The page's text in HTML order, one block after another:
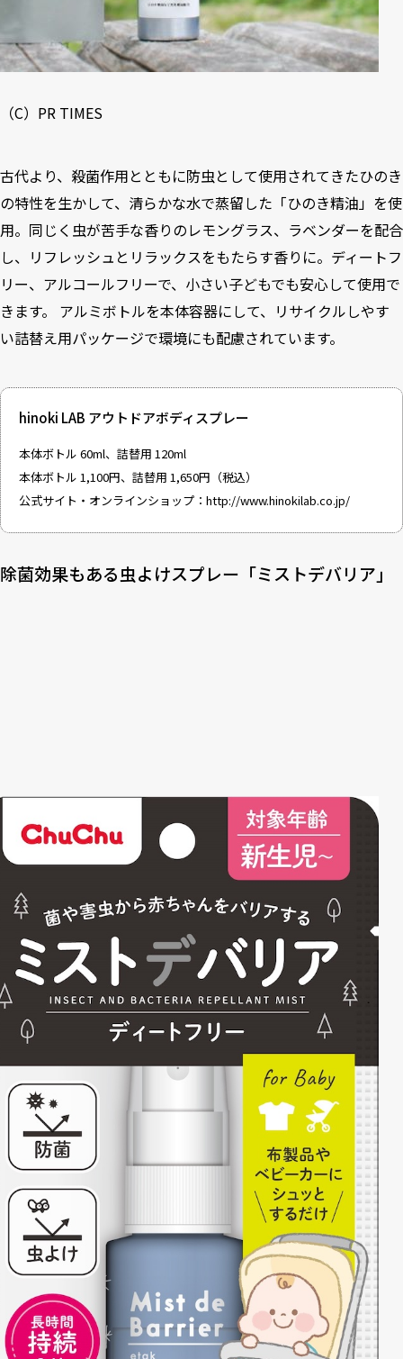
（C）PR TIMES
古代より、殺菌作用とともに防虫として使用されてきたひのき
の特性を生かして、清らかな水で蒸留した「ひのき精油」を使
用。同じく虫が苦手な香りのレモングラス、ラベンダーを配合
し、リフレッシュとリラックスをもたらす香りに。ディートフ
リー、アルコールフリーで、小さい子どもでも安心して使用で
きます。 アルミボトルを本体容器にして、リサイクルしやす
い詰替え用パッケージで環境にも配慮されています。
hinoki LAB アウトドアボディスプレー
本体ボトル 60ml、詰替用 120ml
本体ボトル 1,100円、詰替用 1,650円（税込）
公式サイト・オンラインショップ： http://www.hinokilab.co.jp/
除菌効果もある虫よけスプレー「ミストデバリア」